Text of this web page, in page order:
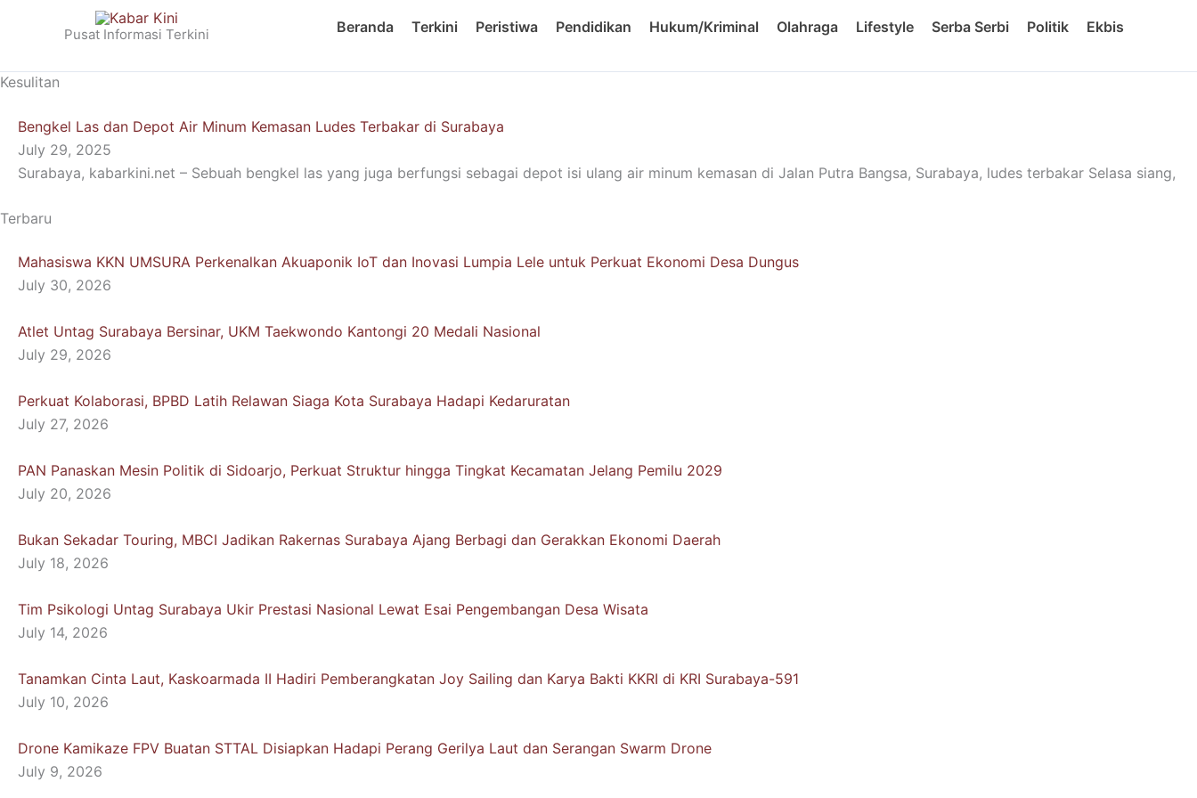
Pusat Informasi Terkini Beranda Terkini Peristiwa Pendidikan Hukum/Kriminal Olahraga Lifestyle Serba Serbi Politik Ekbis
Kesulitan
Bengkel Las dan Depot Air Minum Kemasan Ludes Terbakar di Surabaya
July 29, 2025
Surabaya, kabarkini.net – Sebuah bengkel las yang juga berfungsi sebagai depot isi ulang air minum kemasan di Jalan Putra Bangsa, Surabaya, ludes terbakar Selasa siang,
Terbaru
Mahasiswa KKN UMSURA Perkenalkan Akuaponik IoT dan Inovasi Lumpia Lele untuk Perkuat Ekonomi Desa Dungus
July 30, 2026
Atlet Untag Surabaya Bersinar, UKM Taekwondo Kantongi 20 Medali Nasional
July 29, 2026
Perkuat Kolaborasi, BPBD Latih Relawan Siaga Kota Surabaya Hadapi Kedaruratan
July 27, 2026
PAN Panaskan Mesin Politik di Sidoarjo, Perkuat Struktur hingga Tingkat Kecamatan Jelang Pemilu 2029
July 20, 2026
Bukan Sekadar Touring, MBCI Jadikan Rakernas Surabaya Ajang Berbagi dan Gerakkan Ekonomi Daerah
July 18, 2026
Tim Psikologi Untag Surabaya Ukir Prestasi Nasional Lewat Esai Pengembangan Desa Wisata
July 14, 2026
Tanamkan Cinta Laut, Kaskoarmada II Hadiri Pemberangkatan Joy Sailing dan Karya Bakti KKRI di KRI Surabaya-591
July 10, 2026
Drone Kamikaze FPV Buatan STTAL Disiapkan Hadapi Perang Gerilya Laut dan Serangan Swarm Drone
July 9, 2026